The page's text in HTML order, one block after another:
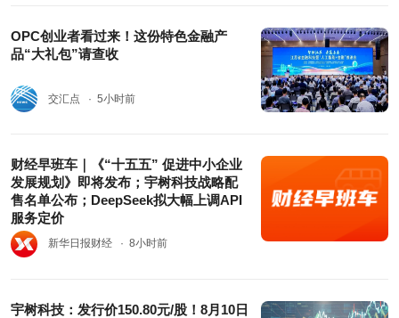
OPC创业者看过来！这份特色金融产
品“大礼包”请查收
交汇点 · 5小时前
财经早班车｜《“十五五” 促进中小企业
发展规划》即将发布；宇树科技战略配
售名单公布；DeepSeek拟大幅上调API
服务定价
新华日报财经 · 8小时前
宇树科技：发行价150.80元/股！8月10日